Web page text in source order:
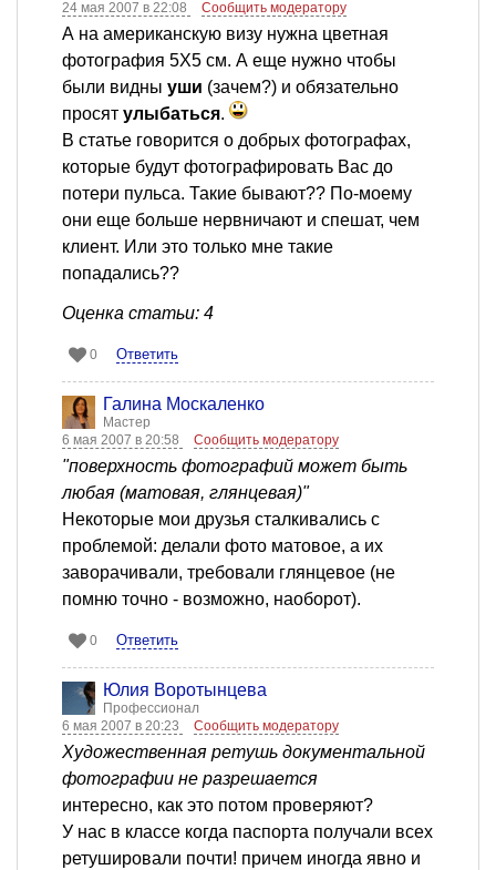
24 мая 2007 в 22:08
Сообщить модератору
А на американскую визу нужна цветная
фотография 5Х5 см. А еще нужно чтобы
были видны уши (зачем?) и обязательно
просят улыбаться.
В статье говорится о добрых фотографах,
которые будут фотографировать Вас до
потери пульса. Такие бывают?? По-моему
они еще больше нервничают и спешат, чем
клиент. Или это только мне такие
попадались??
Оценка статьи: 4
0 Ответить
Галина Москаленко
Мастер
6 мая 2007 в 20:58
Сообщить модератору
"поверхность фотографий может быть
любая (матовая, глянцевая)"
Некоторые мои друзья сталкивались с
проблемой: делали фото матовое, а их
заворачивали, требовали глянцевое (не
помню точно - возможно, наоборот).
0 Ответить
Юлия Воротынцева
Профессионал
6 мая 2007 в 20:23
Сообщить модератору
Художественная ретушь документальной
фотографии не разрешается
интересно, как это потом проверяют?
У нас в классе когда паспорта получали всех
ретушировали почти! причем иногда явно и